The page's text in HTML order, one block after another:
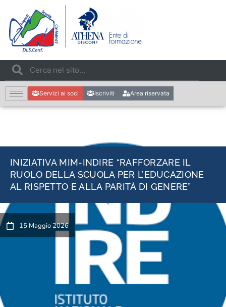
Servizi ai soci Iscriviti Area riservata
INIZIATIVA MIM-INDIRE “RAFFORZARE IL
RUOLO DELLA SCUOLA PER L’EDUCAZIONE
AL RISPETTO E ALLA PARITÀ DI GENERE”
15 Maggio 2026